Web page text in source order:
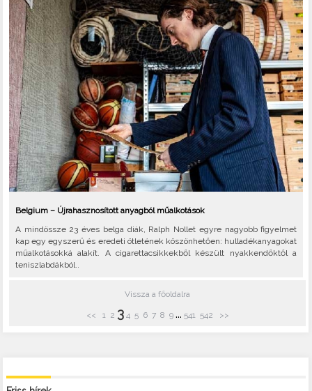
Belgium – Újrahasznosított anyagból műalkotások
A mindössze 23 éves belga diák, Ralph Nollet egyre nagyobb figyelmet
kap egy egyszerű és eredeti ötletének köszönhetően: hulladékanyagokat
műalkotásokká alakít. A cigarettacsikkekből készült nyakkendőktől a
teniszlabdákból..
Vissza a főoldalra
<< 1 2 3 4 5 6 7 8 9 ... 541 542 >>